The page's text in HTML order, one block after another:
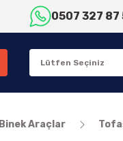
0507 327 87
Binek Araçlar